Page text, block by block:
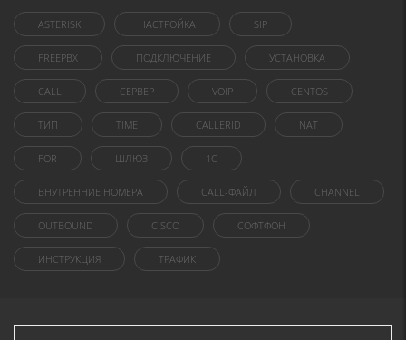
ASTERISK НАСТРОЙКА SIP
FREEPBX ПОДКЛЮЧЕНИЕ УСТАНОВКА
CALL СЕРВЕР VOIP CENTOS
ТИП TIME CALLERID NAT
FOR ШЛЮЗ 1C
ВНУТРЕННИЕ НОМЕРА CALL-ФАЙЛ CHANNEL
OUTBOUND CISCO СОФТФОН
ИНСТРУКЦИЯ ТРАФИК